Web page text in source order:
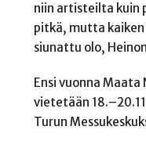
niin artisteilta kuin
pitkä, mutta
siunattu olo,
Ensi vuonna
vietetään
Turun